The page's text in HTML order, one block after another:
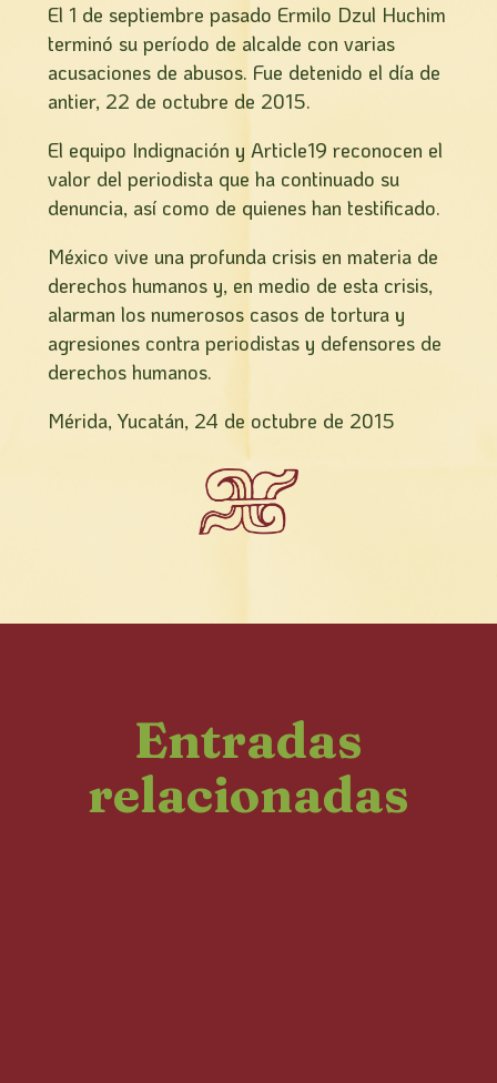
El 1 de septiembre pasado Ermilo Dzul Huchim
terminó su período de alcalde con varias
acusaciones de abusos. Fue detenido el día de
antier, 22 de octubre de 2015.
El equipo Indignación y Article19 reconocen el
valor del periodista que ha continuado su
denuncia, así como de quienes han testificado.
México vive una profunda crisis en materia de
derechos humanos y, en medio de esta crisis,
alarman los numerosos casos de tortura y
agresiones contra periodistas y defensores de
derechos humanos.
Mérida, Yucatán, 24 de octubre de 2015
Entradas
relacionadas